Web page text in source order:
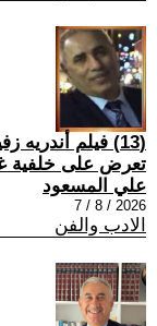
(13) فيلم أندريه
تعرض على خلفية
علي المسعود
2026 / 8 / 7
الادب والفن